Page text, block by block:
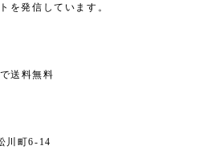
を発信しています。
送料無料
川町6-14